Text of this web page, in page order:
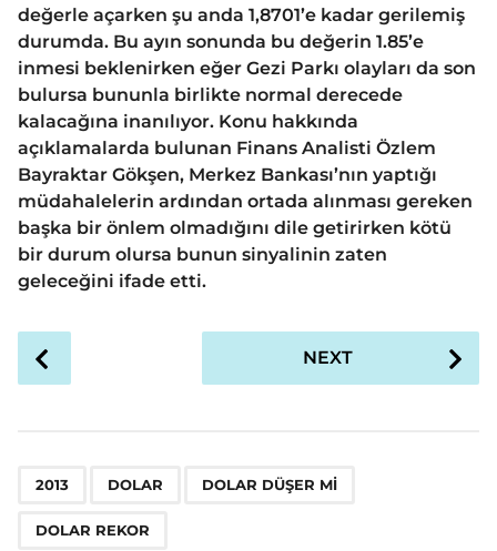
değerle açarken şu anda 1,8701’e kadar gerilemiş
durumda. Bu ayın sonunda bu değerin 1.85’e
inmesi beklenirken eğer Gezi Parkı olayları da son
bulursa bununla birlikte normal derecede
kalacağına inanılıyor. Konu hakkında
açıklamalarda bulunan Finans Analisti Özlem
Bayraktar Gökşen, Merkez Bankası’nın yaptığı
müdahalelerin ardından ortada alınması gereken
başka bir önlem olmadığını dile getirirken kötü
bir durum olursa bunun sinyalinin zaten
geleceğini ifade etti.
NEXT
2013 DOLAR DOLAR DÜŞER MI
DOLAR REKOR